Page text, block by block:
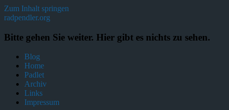
Zum Inhalt springen
radpendler.org
Bitte gehen Sie weiter. Hier gibt es nichts zu sehen.
Blog
Home
Padlet
Archiv
Links
Impressum